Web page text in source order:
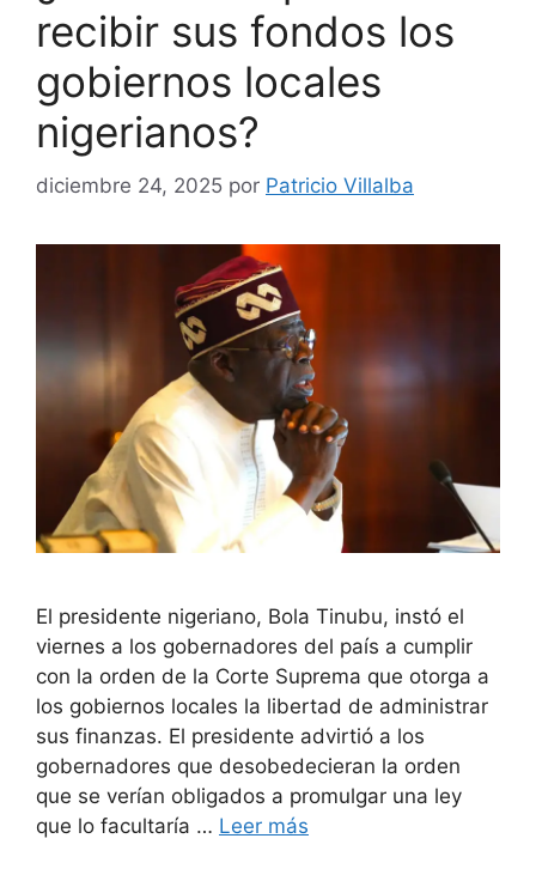
recibir sus fondos los
gobiernos locales
nigerianos?
diciembre 24, 2025 por Patricio Villalba
El presidente nigeriano, Bola Tinubu, instó el
viernes a los gobernadores del país a cumplir
con la orden de la Corte Suprema que otorga a
los gobiernos locales la libertad de administrar
sus finanzas. El presidente advirtió a los
gobernadores que desobedecieran la orden
que se verían obligados a promulgar una ley
que lo facultaría … Leer más